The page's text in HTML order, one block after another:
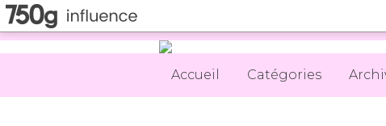
Accueil Catégories